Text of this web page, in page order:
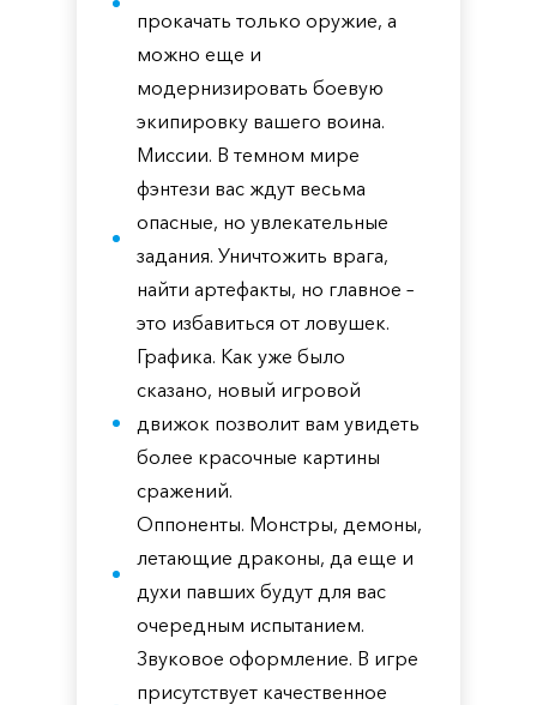
прокачать только оружие, а
можно еще и
модернизировать боевую
экипировку вашего воина.
Миссии. В темном мире
фэнтези вас ждут весьма
опасные, но увлекательные
задания. Уничтожить врага,
найти артефакты, но главное –
это избавиться от ловушек.
Графика. Как уже было
сказано, новый игровой
движок позволит вам увидеть
более красочные картины
сражений.
Оппоненты. Монстры, демоны,
летающие драконы, да еще и
духи павших будут для вас
очередным испытанием.
Звуковое оформление. В игре
присутствует качественное